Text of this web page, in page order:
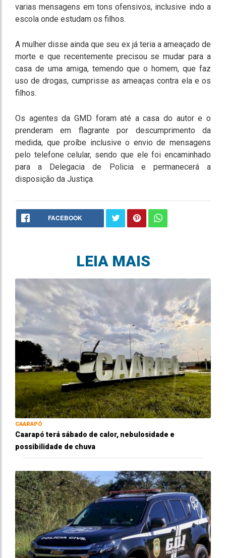
varias mensagens em tons ofensivos, inclusive indo a
escola onde estudam os filhos.
A mulher disse ainda que seu ex já teria a ameaçado de
morte e que recentemente precisou se mudar para a
casa de uma amiga, temendo que o homem, que faz
uso de drogas, cumprisse as ameaças contra ela e os
filhos.
Os agentes da GMD foram até a casa do autor e o
prenderam em flagrante por descumprimento da
medida, que proíbe inclusive o envio de mensagens
pelo telefone celular, sendo que ele foi encaminhado
para a Delegacia de Policia e permanecerá a
disposição da Justiça.
FACEBOOK
LEIA MAIS
CAARAPÓ
Caarapó terá sábado de calor, nebulosidade e
possibilidade de chuva